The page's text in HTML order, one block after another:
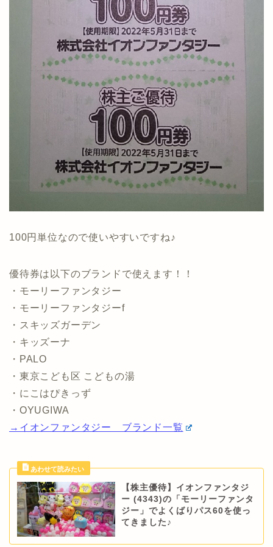
100円単位なので使いやすいですね♪
優待券は以下のブランドで使えます！！
・モーリーファンタジー
・モーリーファンタジーf
・スキッズガーデン
・キッズーナ
・PALO
・東京こども区 こどもの湯
・にこはぴきっず
・OYUGIWA
→イオンファンタジー ブランド一覧
【株主優待】イオンファンタジ
ー (4343)の「モーリーファンタ
ジー」でよくばりパス60を使っ
てきました♪